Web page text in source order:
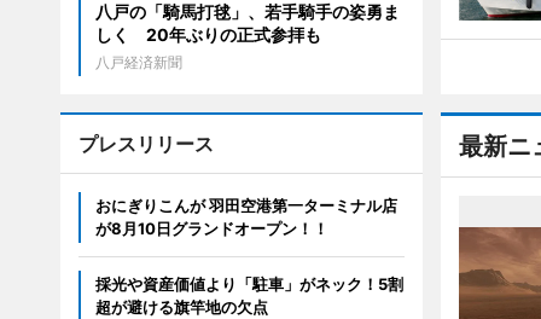
最新ニ
八戸の「騎馬打毬」、若手騎手の姿勇ま
しく 20年ぶりの正式参拝も
八戸経済新聞
プレスリリース
おにぎりこんが 羽田空港第一ターミナル店
が8月10日グランドオープン！！
採光や資産価値より「駐車」がネック！5割
超が避ける旗竿地の欠点